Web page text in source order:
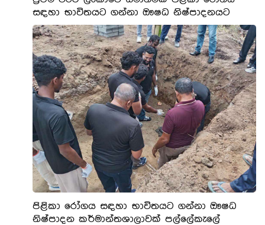
සඳහා භාවිතයට ගන්නා ඖෂධ නිෂ්පාදනයට
පිළිකා රෝගය සඳහා භාවිතයට ගන්නා ඖෂධ
නිෂ්පාදන කර්මාන්තශාලාවක් පල්ලේකැලේ